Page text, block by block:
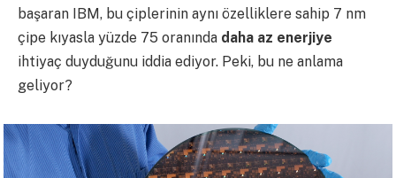
başaran IBM, bu çiplerinin aynı özelliklere sahip 7 nm
çipe kıyasla yüzde 75 oranında daha az enerjiye
ihtiyaç duyduğunu iddia ediyor. Peki, bu ne anlama
geliyor?